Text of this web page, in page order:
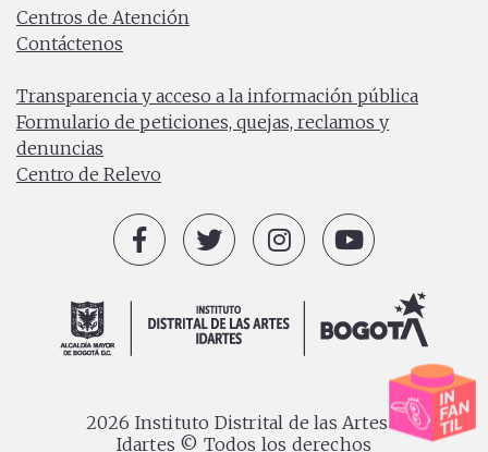
Centros de Atención
Contáctenos
Transparencia y acceso a la información pública
Formulario de peticiones, quejas, reclamos y
denuncias
Centro de Relevo
2026 Instituto Distrital de las Artes -
Idartes © Todos los derechos